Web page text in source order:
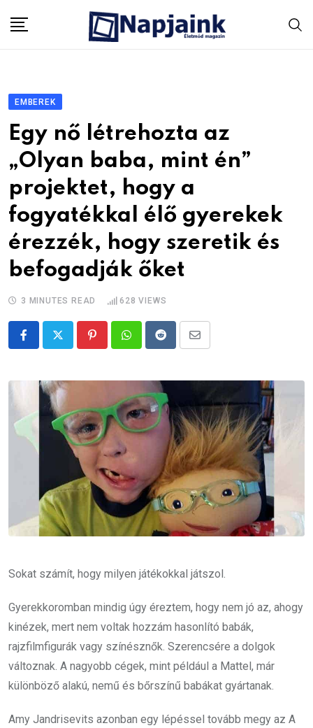
EMBEREK
Egy nő létrehozta az
„Olyan baba, mint én”
projektet, hogy a
fogyatékkal élő gyerekek
érezzék, hogy szeretik és
befogadják őket
3 MINUTES READ 628 VIEWS
PinterestWhatsappRedditShare
Email
Sokat számít, hogy milyen játékokkal játszol.
Gyerekkoromban mindig úgy éreztem, hogy nem jó az, ahogy
kinézek, mert nem voltak hozzám hasonlító babák,
rajzfilmfigurák vagy színésznők. Szerencsére a dolgok
változnak. A nagyobb cégek, mint például a Mattel, már
különböző alakú, nemű és bőrszínű babákat gyártanak.
Amy Jandrisevits azonban egy lépéssel tovább megy az A